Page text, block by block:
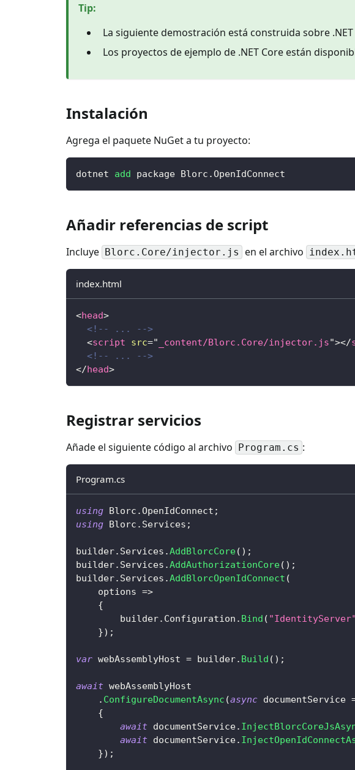
Tip:
La siguiente demostración está construida sobre .NET
Los proyectos de ejemplo de .NET Core están
Instalación
Agrega el paquete NuGet a tu proyecto:
dotnet add package Blorc.OpenIdConnect
Añadir referencias de script
Incluye Blorc.Core/injector.js en el archivo
index.html
<head>
<!-- ... -->
<script src=" _content/Blorc.Core/injector.js"></
<!-- ... -->
</head>
Registrar servicios
Añade el siguiente código al archivo Program.cs :
Program.cs
using Blorc .OpenIdConnect ;
using Blorc . Services ;
builder. Services .AddBlorcCore( ) ;
builder. Services .AddAuthorizationCore( ) ;
builder. Services .AddBlorcOpenIdConnect (
    options
=>
{
        builder
. Configuration . Bind ( "IdentityServer"
}) ;
var webAssemblyHost = builder. Build ( ) ;
await webAssemblyHost
. ConfigureDocumentAsync (async documentService
{
await documentService.
await documentService.
}) ;